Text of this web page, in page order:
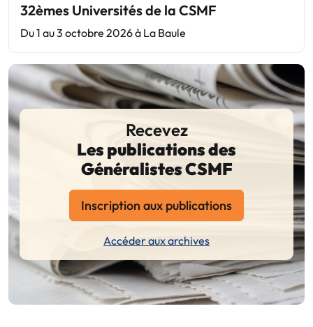
32èmes Universités de la CSMF
Du 1 au 3 octobre 2026 à La Baule
Recevez
Les publications des
Généralistes CSMF
Inscription aux publications
Accéder aux archives